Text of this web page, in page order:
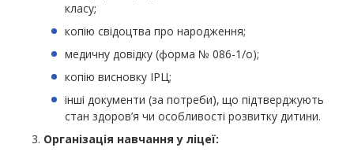
класу;
копію свідоцтва про народження;
медичну довідку (форма № 086-1/о);
копію висновку ІРЦ;
інші документи (за потреби), що підтверджують
стан здоров’я чи особливості розвитку дитини.
Організація навчання у ліцеї: